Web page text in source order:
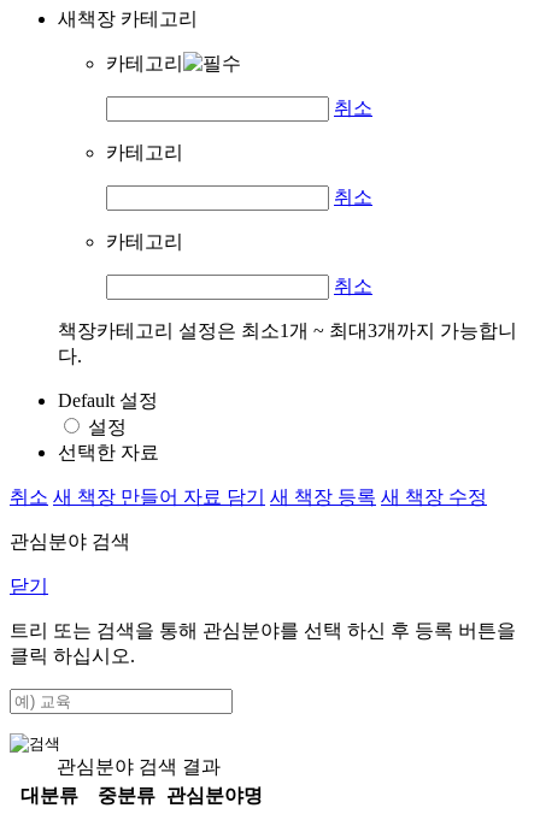
새책장 카테고리
카테고리
취소
카테고리
취소
카테고리
취소
책장카테고리 설정은 최소1개 ~ 최대3개까지 가능합니
다.
Default 설정
설정
선택한 자료
취소 새 책장 만들어 자료 담기 새 책장 등록 새 책장 수정
관심분야 검색
닫기
트리 또는 검색을 통해 관심분야를 선택 하신 후 등록 버튼을
클릭 하십시오.
관심분야 검색 결과
대분류
중분류
관심분야명